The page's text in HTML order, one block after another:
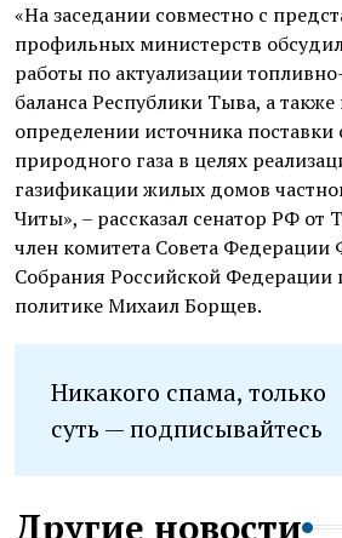
«На заседании совместно с
профильных министерств
работы по актуализации
баланса Республики Тыва, а
определении источника
природного газа в целях
газификации жилых домов
Читы», – рассказал сенатор РФ от
член комитета Совета Федерации
Собрания Российской Федерации
политике Михаил Борщев.
Никакого спама, только
суть — подписывайтесь
Другие новости